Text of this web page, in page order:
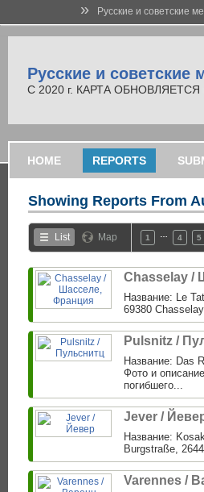
» Русские и советские
Русские и советские
С 2020 г. КАРТА ОБНОВЛЯЕТСЯ
HOME REPORTS
Showing Reports From
List Map 1 4 5
Chasselay /
Название: Le
69380
Pulsnitz /
Название: Das
Фото и
погибшего...
Jever /
Название:
Burgstraße,
Varennes /